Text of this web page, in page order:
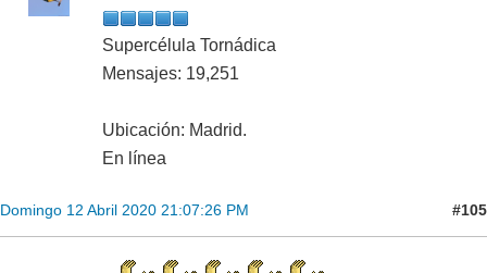
Supercélula Tornádica
Mensajes: 19,251
Ubicación: Madrid.
En línea
Domingo 12 Abril 2020 21:07:26 PM #105